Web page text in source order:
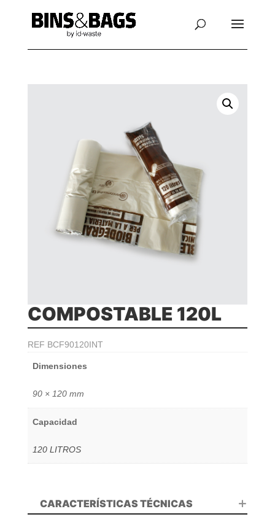
COMPOSTABLE 120L
REF BCF90120INT
Dimensiones
90 × 120 mm
Capacidad
120 LITROS
CARACTERÍSTICAS TÉCNICAS